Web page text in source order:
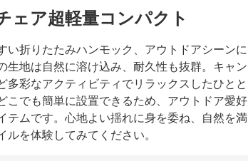
ェア超軽量コンパクト
い折りたたみハンモック、アウトドアシーンに
生地は自然に溶け込み、耐久性も抜群。キャン
多彩なアクティビティでリラックスしたひとと
こでも簡単に設置できるため、アウトドア愛好
テムです。心地よい揺れに身を委ね、自然を満
ルを体験してみてください。